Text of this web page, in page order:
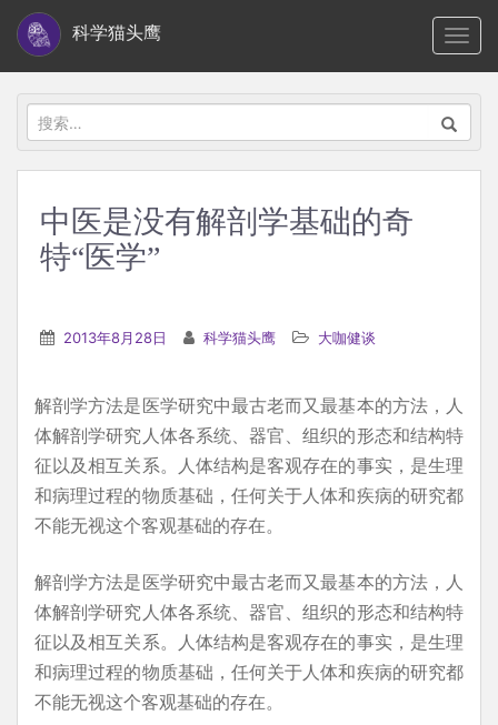
i
科学猫头鹰
搜
索：
中医是没有解剖学基础的奇
特“医学”
2013年8月28日 科学猫头鹰 大咖健谈
解剖学方法是医学研究中最古老而又最基本的方法，人
体解剖学研究人体各系统、器官、组织的形态和结构特
征以及相互关系。人体结构是客观存在的事实，是生理
和病理过程的物质基础，任何关于人体和疾病的研究都
不能无视这个客观基础的存在。
解剖学方法是医学研究中最古老而又最基本的方法，人
体解剖学研究人体各系统、器官、组织的形态和结构特
征以及相互关系。人体结构是客观存在的事实，是生理
和病理过程的物质基础，任何关于人体和疾病的研究都
不能无视这个客观基础的存在。